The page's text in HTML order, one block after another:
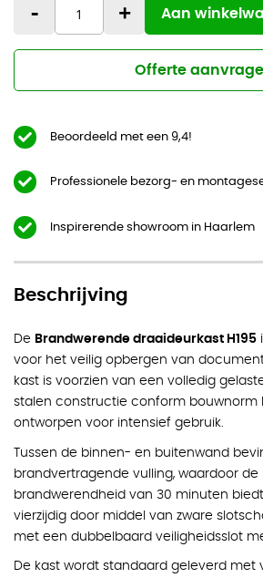
- + Aan
Offerte
Beoordeeld met een 9,4!
Professionele bezorg- en
Inspirerende showroom in Haarlem
Beschrijving
De Brandwerende draaideurkast H195
voor het veilig opbergen van
kast is voorzien van een volledig
stalen constructie conform bouwnorm
ontworpen voor intensief gebruik.
Tussen de binnen- en buitenwand
brandvertragende vulling, waardoor de
brandwerendheid van 30 minuten
vierzijdig door middel van zware
met een dubbelbaard veiligheidsslot
De kast wordt standaard geleverd met